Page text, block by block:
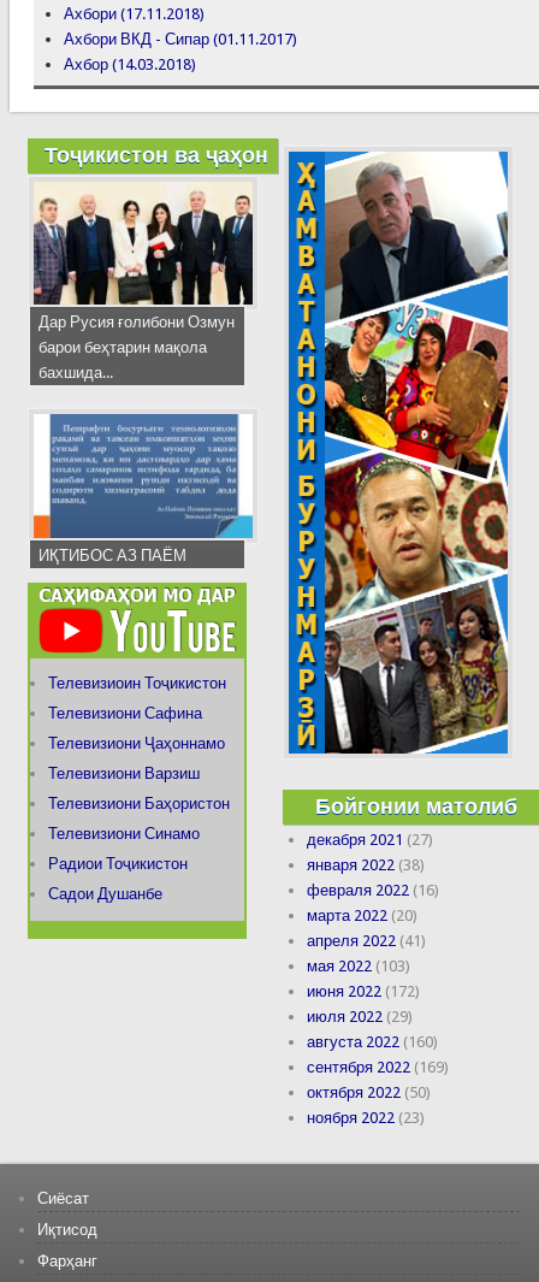
Ахбори (17.11.2018)
Ахбори ВКД - Сипар (01.11.2017)
Ахбор (14.03.2018)
Тоҷикистон ва ҷаҳон
Дар Русия ғолибони Озмун
барои беҳтарин мақола
бахшида...
ИҚТИБОС АЗ ПАЁМ
Телевизиоин Тоҷикистон
Телевизиони Сафина
Телевизиони Ҷаҳоннамо
Телевизиони Варзиш
Телевизиони Баҳористон
Телевизиони Синамо
Радиои Тоҷикистон
Садои Душанбе
Бойгонии матолиб
декабря 2021 (27)
января 2022 (38)
февраля 2022 (16)
марта 2022 (20)
апреля 2022 (41)
мая 2022 (103)
июня 2022 (172)
июля 2022 (29)
августа 2022 (160)
сентября 2022 (169)
октября 2022 (50)
ноября 2022 (23)
Сиёсат
Иқтисод
Фарҳанг